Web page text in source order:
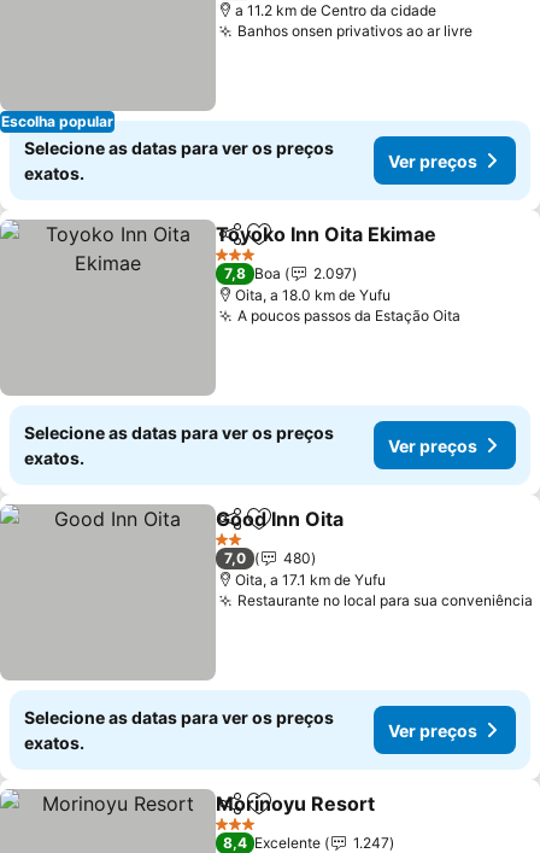
Escolha popular
a 11.2 km de Centro da cidade
Banhos onsen privativos ao ar livreVer
Selecione as datas para ver os preços
exatos.
Ver preços
PartilharAdicionar aos favoritos
Toyoko Inn Oita Ekimae
3 Estrelas
7,8 Boa
2.097
Oita, a 18.0 km de Yufu
A poucos passos da Estação Oita
Selecione as datas para ver os preços
exatos.
Ver preços
PartilharAdicionar aos favoritos
Good Inn Oita
2 Estrelas
7,0
480
Oita, a 17.1 km de Yufu
Restaurante no local para sua conveniência
Selecione as datas para ver os preços
exatos.
Ver preços
PartilharAdicionar aos favoritos
Morinoyu Resort
3 Estrelas
8,4 Excelente
1.247